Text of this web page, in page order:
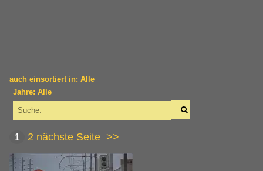
auch einsortiert in: Alle
Alle Kategorien
Schweiz
Bahnhöfe
Jahre: Alle
2006
1 2 nächste Seite >>